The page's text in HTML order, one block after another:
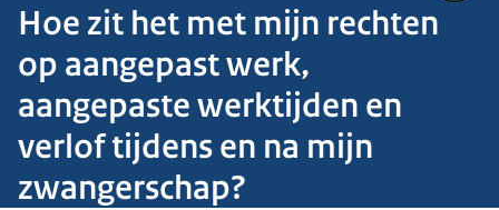
Hoe zit het met mijn rechten
op aangepast werk,
aangepaste werktijden en
verlof tijdens en na mijn
zwangerschap?